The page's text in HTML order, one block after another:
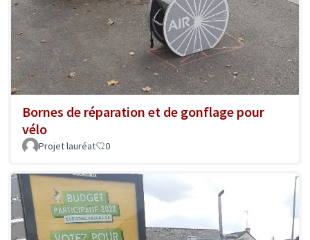
Bornes de réparation et de gonflage pour
vélo
Projet lauréat 0